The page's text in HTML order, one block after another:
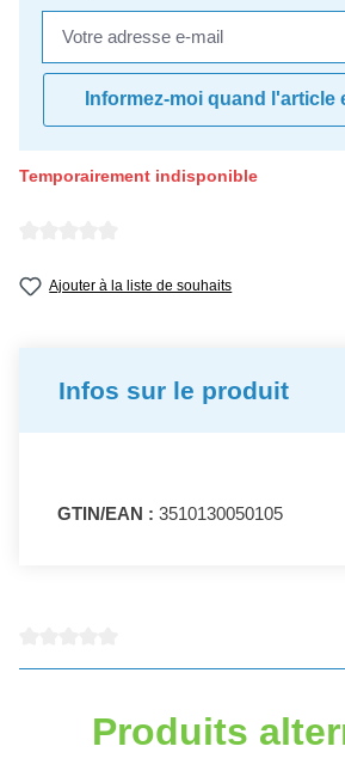
Informez-moi quand l'article
Temporairement indisponible
Ajouter à la liste de souhaits
Infos sur le produit
GTIN/EAN : 3510130050105
Produits